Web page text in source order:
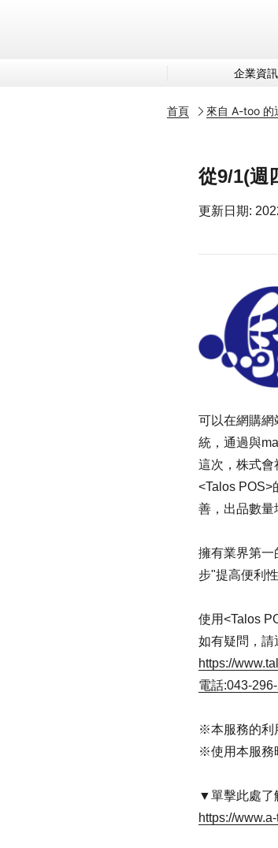
企業資訊
首頁 來自 A-too 的
從9/1(週
更新日期:
可以在網購網
統，通過與
這次，株式會
<Talos POS>
善，出品數量
擁有業界第一
步"提高便利
使用<Talos
如有疑問，請
https://
電話 043-
※本服務的利
※使用本服務
單擊此處了
https://